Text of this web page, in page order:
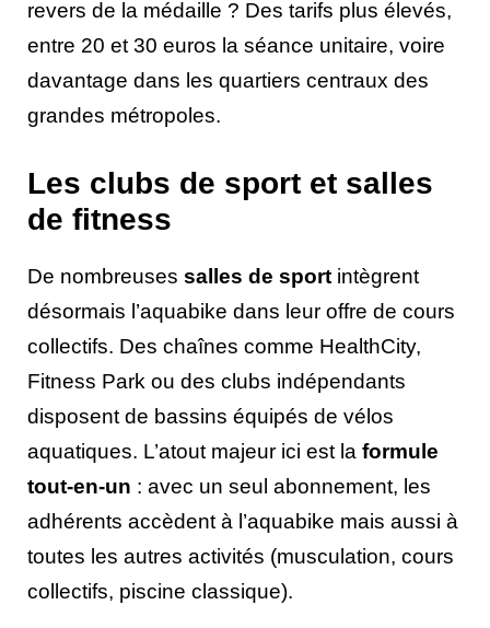
revers de la médaille ? Des tarifs plus élevés,
entre 20 et 30 euros la séance unitaire, voire
davantage dans les quartiers centraux des
grandes métropoles.
Les clubs de sport et salles
de fitness
De nombreuses salles de sport intègrent
désormais l’aquabike dans leur offre de cours
collectifs. Des chaînes comme HealthCity,
Fitness Park ou des clubs indépendants
disposent de bassins équipés de vélos
aquatiques. L’atout majeur ici est la formule
tout-en-un : avec un seul abonnement, les
adhérents accèdent à l’aquabike mais aussi à
toutes les autres activités (musculation, cours
collectifs, piscine classique).